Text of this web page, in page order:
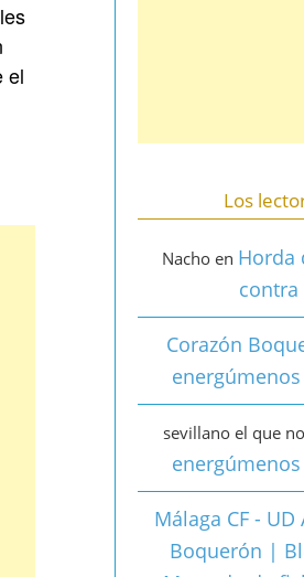
el
Los
Nachoen Horda
contra
Corazón
sevillano el que
Málaga CF -
Boquerón |